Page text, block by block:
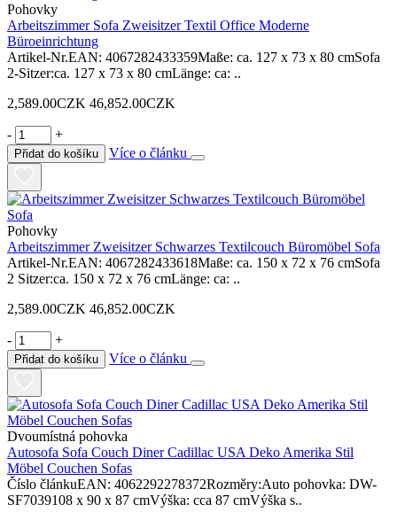
Pohovky
Arbeitszimmer Sofa Zweisitzer Textil Office Moderne
Büroeinrichtung
Artikel-Nr.EAN: 4067282433359Maße: ca. 127 x 73 x 80 cmSofa
2-Sitzer:ca. 127 x 73 x 80 cmLänge: ca: ..
2,589.00CZK 46,852.00CZK
- +
Přidat do košíku Více o článku
Pohovky
Arbeitszimmer Zweisitzer Schwarzes Textilcouch Büromöbel Sofa
Artikel-Nr.EAN: 4067282433618Maße: ca. 150 x 72 x 76 cmSofa
2 Sitzer:ca. 150 x 72 x 76 cmLänge: ca: ..
2,589.00CZK 46,852.00CZK
- +
Přidat do košíku Více o článku
Dvoumístná pohovka
Autosofa Sofa Couch Diner Cadillac USA Deko Amerika Stil
Möbel Couchen Sofas
Číslo článkuEAN: 4062292278372Rozměry:Auto pohovka: DW-
SF7039108 x 90 x 87 cmVýška: cca 87 cmVýška s..